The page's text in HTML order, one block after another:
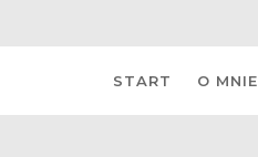
START O MNIE